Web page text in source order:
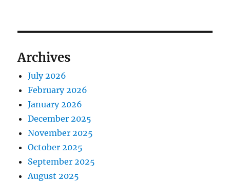
Archives
July 2026
February 2026
January 2026
December 2025
November 2025
October 2025
September 2025
August 2025